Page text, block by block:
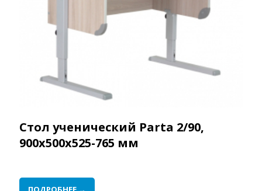
Стол ученический Parta 2/90,
900х500х525-765 мм